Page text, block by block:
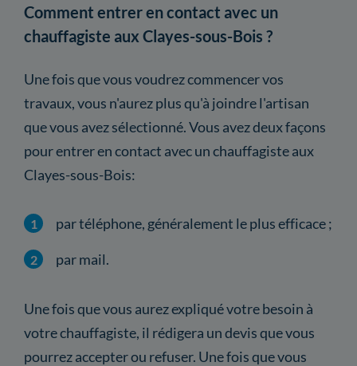
Comment entrer en contact avec un
chauffagiste aux Clayes-sous-Bois ?
Une fois que vous voudrez commencer vos
travaux, vous n'aurez plus qu'à joindre l'artisan
que vous avez sélectionné. Vous avez deux façons
pour entrer en contact avec un chauffagiste aux
Clayes-sous-Bois:
par téléphone, généralement le plus efficace ;
par mail.
Une fois que vous aurez expliqué votre besoin à
votre chauffagiste, il rédigera un devis que vous
pourrez accepter ou refuser. Une fois que vous